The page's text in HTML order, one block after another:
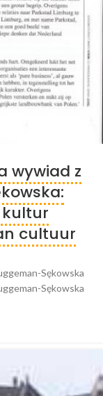
wywiad z
kultur
cultuur
Sękowska
Sękowska